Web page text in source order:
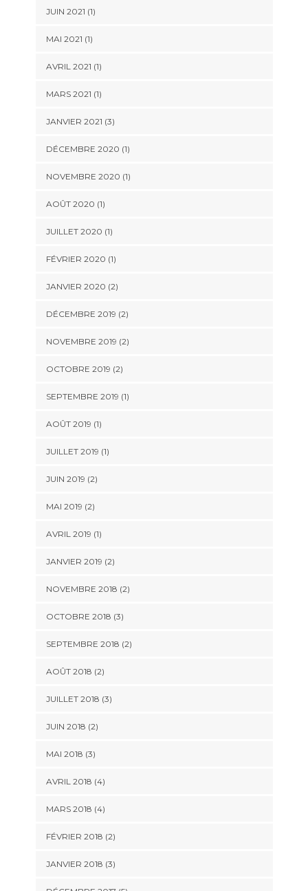
JUIN 2021 (1)
MAI 2021 (1)
AVRIL 2021 (1)
MARS 2021 (1)
JANVIER 2021 (3)
DÉCEMBRE 2020 (1)
NOVEMBRE 2020 (1)
AOÛT 2020 (1)
JUILLET 2020 (1)
FÉVRIER 2020 (1)
JANVIER 2020 (2)
DÉCEMBRE 2019 (2)
NOVEMBRE 2019 (2)
OCTOBRE 2019 (2)
SEPTEMBRE 2019 (1)
AOÛT 2019 (1)
JUILLET 2019 (1)
JUIN 2019 (2)
MAI 2019 (2)
AVRIL 2019 (1)
JANVIER 2019 (2)
NOVEMBRE 2018 (2)
OCTOBRE 2018 (3)
SEPTEMBRE 2018 (2)
AOÛT 2018 (2)
JUILLET 2018 (3)
JUIN 2018 (2)
MAI 2018 (3)
AVRIL 2018 (4)
MARS 2018 (4)
FÉVRIER 2018 (2)
JANVIER 2018 (3)